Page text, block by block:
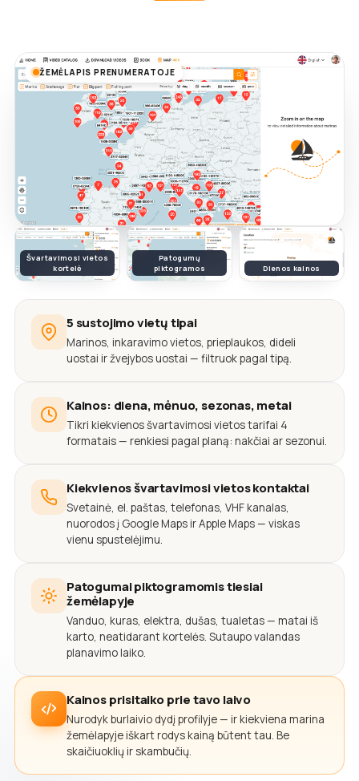
ŽEMĖLAPIS PRENUMERATOJE
Švartavimosi vietos
kortelė
Patogumų
piktogramos
Dienos kainos
5 sustojimo vietų tipai
Marinos, inkaravimo vietos, prieplaukos, dideli
uostai ir žvejybos uostai — filtruok pagal tipą.
Kainos: diena, mėnuo, sezonas, metai
Tikri kiekvienos švartavimosi vietos tarifai 4
formatais — renkiesi pagal planą: nakčiai ar sezonui.
Kiekvienos švartavimosi vietos kontaktai
Svetainė, el. paštas, telefonas, VHF kanalas,
nuorodos į Google Maps ir Apple Maps — viskas
vienu spustelėjimu.
Patogumai piktogramomis tiesiai
žemėlapyje
Vanduo, kuras, elektra, dušas, tualetas — matai iš
karto, neatidarant kortelės. Sutaupo valandas
planavimo laiko.
Kainos prisitaiko prie tavo laivo
Nurodyk burlaivio dydį profilyje — ir kiekviena marina
žemėlapyje iškart rodys kainą būtent tau. Be
skaičiuoklių ir skambučių.